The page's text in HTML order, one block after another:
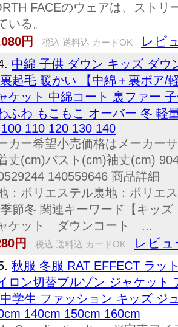
FACEのウェアは、スト
いる。
円
税込 送料込 カードOK レビ
中綿 子供 ダウン キッズ ダウ
裏起毛 暖かい 【中綿＋裏ボア/
ケット 中綿コート 裏ファー
ふわ もこもこ オーバー 冬 軽
110 120 130 140
カー希望小売価格はメーカー
丈(cm)バスト(cm)袖丈(cm)
：ポリエステル裏地：ポリエ
節冬 関連キーワード【キッ
ケット ダウンコート ...
円
税込 送料込 カードOK レビュ
秋服 冬服 RAT EFFECT ラッ
ロン切替ブルゾン ジャケット
学生 ファッション キッズ ジ
140cm 150cm 160cm